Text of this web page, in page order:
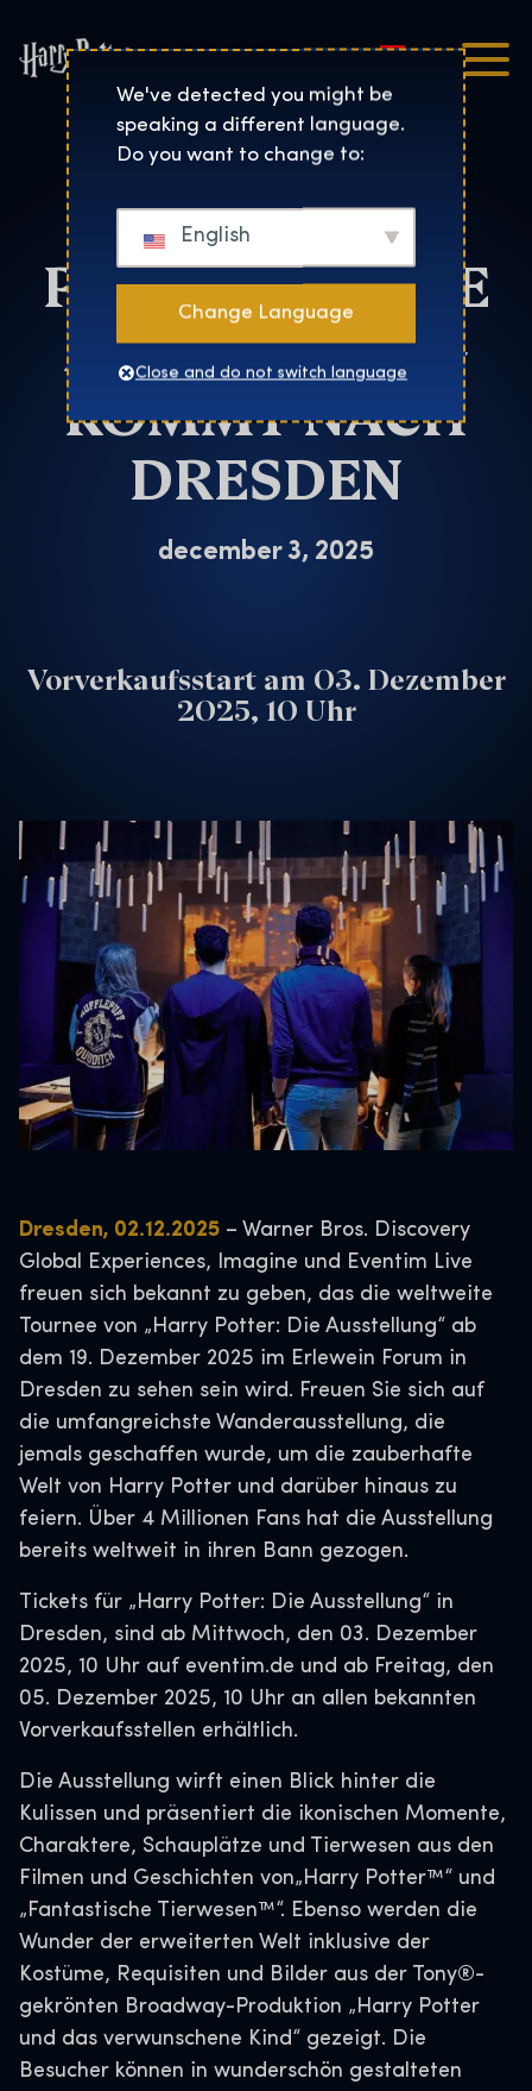
Harry Potter™: The
Magyar
Dresden
HARRY
POTTER ™ : DIE
AUSSTELLUNG
KOMMT NACH
DRESDEN
december 3, 2025
Vorverkaufsstart am 03. Dezember
2025, 10 Uhr
Dresden, 02.12.2025 – Warner Bros. Discovery
Global Experiences, Imagine und Eventim Live
freuen sich bekannt zu geben, das die weltweite
Tournee von „Harry Potter: Die Ausstellung“ ab
dem 19. Dezember 2025 im Erlewein Forum in
Dresden zu sehen sein wird. Freuen Sie sich auf
die umfangreichste Wanderausstellung, die
jemals geschaffen wurde, um die zauberhafte
Welt von Harry Potter und darüber hinaus zu
feiern. Über 4 Millionen Fans hat die Ausstellung
bereits weltweit in ihren Bann gezogen.
Tickets für „Harry Potter: Die Ausstellung“ in
Dresden, sind ab Mittwoch, den 03. Dezember
2025, 10 Uhr auf eventim.de und ab Freitag, den
05. Dezember 2025, 10 Uhr an allen bekannten
Vorverkaufsstellen erhältlich.
Die Ausstellung wirft einen Blick hinter die
Kulissen und präsentiert die ikonischen Momente,
Charaktere, Schauplätze und Tierwesen aus den
Filmen und Geschichten von„Harry Potter™“ und
„Fantastische Tierwesen™“. Ebenso werden die
Wunder der erweiterten Welt inklusive der
Kostüme, Requisiten und Bilder aus der Tony®-
gekrönten Broadway-Produktion „Harry Potter
und das verwunschene Kind“ gezeigt. Die
Besucher können in wunderschön gestalteten
We've detected you might be
speaking a different language.
Do you want to change to:
English
Change Language
Close and do not switch language